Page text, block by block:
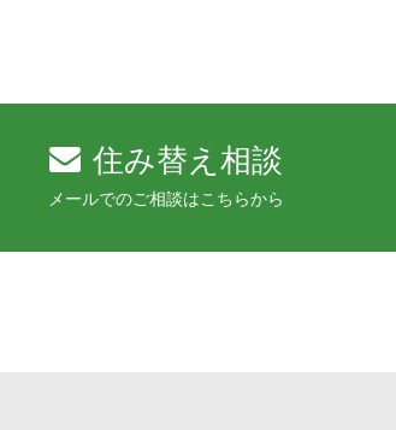
住み替え相談
メールでのご相談はこちらから